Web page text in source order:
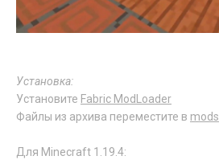
Установка:
Установите Fabric ModLoader
Файлы из архива переместите в mods
Для Minecraft 1.19.4: